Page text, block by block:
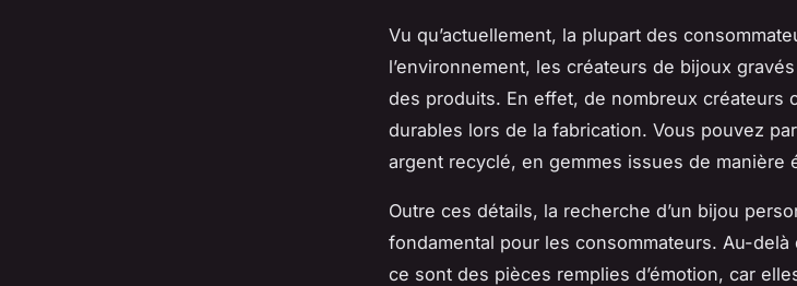
Vu qu’actuellement, la plupart des
l’environnement, les créateurs de bijoux
des produits. En effet, de nombreux créateurs
durables lors de la fabrication. Vous pouvez
argent recyclé, en gemmes issues de manière
Outre ces détails, la recherche d’un bijou
fondamental pour les consommateurs. Au-
ce sont des pièces remplies d’émotion, car